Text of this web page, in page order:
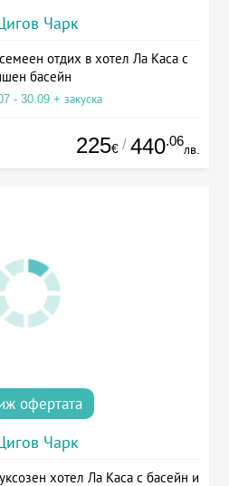
Чарк
отдих в хотел Ла Каса с
басейн
- 30.09 + закуска
225€ / 440.06
лв.
офертата
Чарк
хотел Ла Каса с басейн и